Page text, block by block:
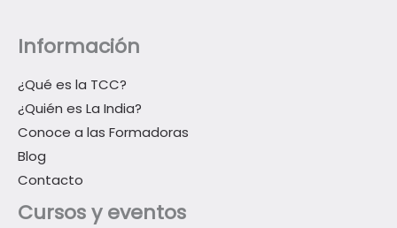
Información
¿Qué es la TCC?
¿Quién es La India?
Conoce a las Formadoras
Blog
Contacto
Cursos y eventos